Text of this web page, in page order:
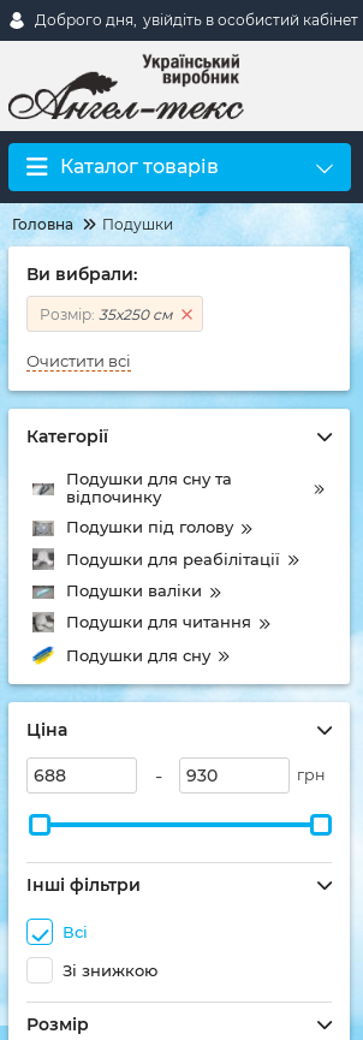
Доброго дня, увійдіть в особистий кабінет
Каталог товарів
Головна Подушки
Ви вибрали:
Розмір: 35х250 см
Очистити всі
Категорії
Подушки для сну та
відпочинку
Подушки під голову
Подушки для реабілітації
Подушки валіки
Подушки для читання
Подушки для сну
Ціна
- грн
Інші фільтри
Всі
Зі знижкою
Розмір